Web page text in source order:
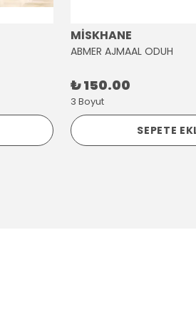
MİSKHANE
ABMER AJMAAL ODUH
₺ 150.00
3 Boyut
SEPETE